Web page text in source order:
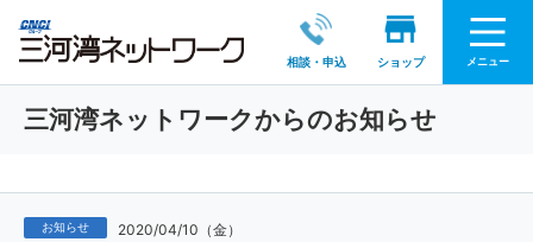
相談・申込 ショップ メニュー
三河湾ネットワークからのお知らせ
お知らせ 2020/04/10（金）